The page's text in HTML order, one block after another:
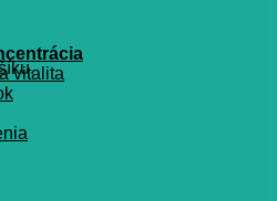
vitalita